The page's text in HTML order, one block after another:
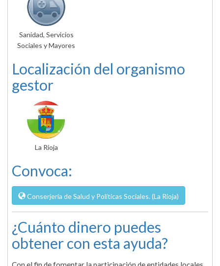
Sanidad, Servicios
Sociales y Mayores
Localización del organismo
gestor
La Rioja
Convoca:
Conserjería de Salud y Políticas Sociales. (La Rioja)
¿Cuánto dinero puedes
obtener con esta ayuda?